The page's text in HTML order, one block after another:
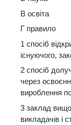
В освіта
Г правило
1 спосіб
існуючого,
2 спосіб
через
вироблення
3 заклад
викладачів і